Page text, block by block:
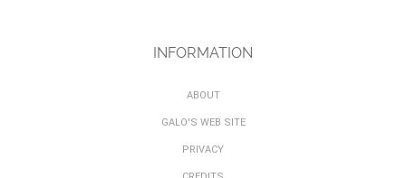
INFORMATION
ABOUT
GALO'S WEB SITE
PRIVACY